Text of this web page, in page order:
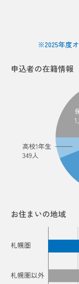
※2025年度
申込者の在籍情報
お住まいの地域